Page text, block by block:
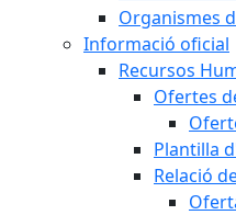
Organismes
Informació oficial
Recursos
Ofertes
Plantilla
Relació